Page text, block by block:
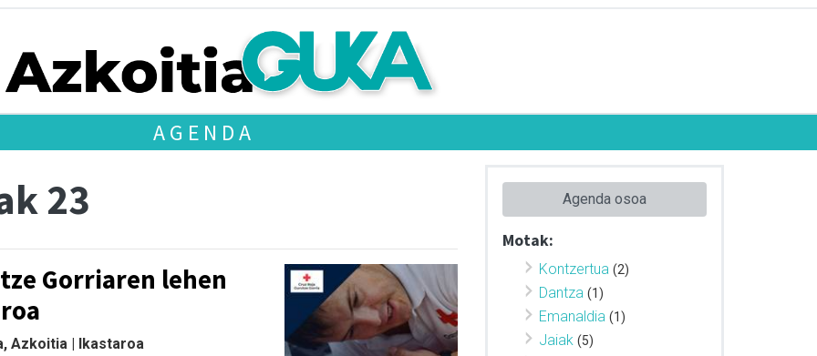
AGENDA
23
Gorriaren lehen
Azkoitia | Ikastaroa
Agenda osoa
Motak:
Kontzertua (2)
Dantza (1)
Emanaldia (1)
Jaiak (5)